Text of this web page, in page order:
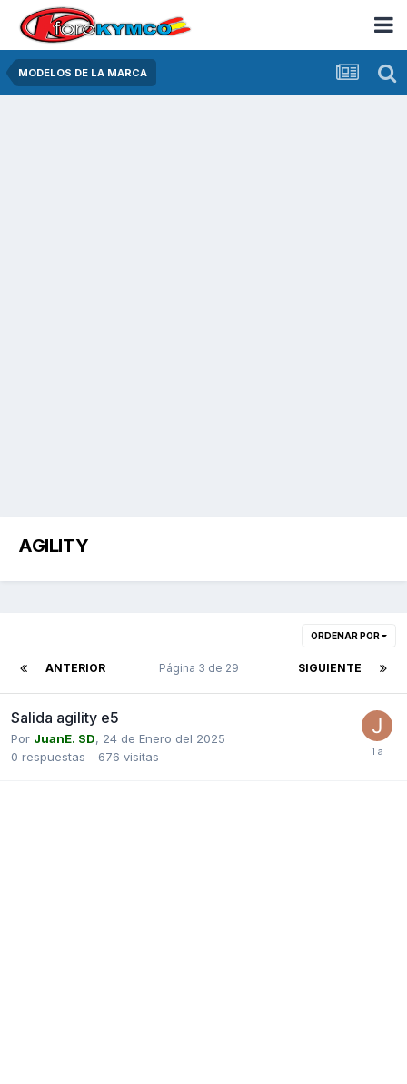
MODELOS DE LA MARCA
AGILITY
ORDENAR POR
ANTERIOR SIGUIENTE
Página 3 de 29
Salida agility e5
Por JuanE. SD, 24 de Enero del 2025
0 respuestas 676 visitas